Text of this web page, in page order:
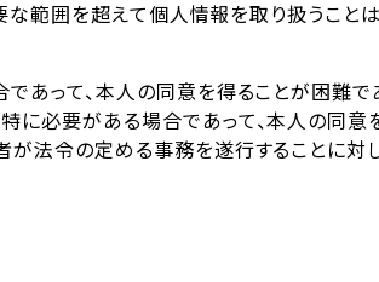
範囲を超えて個人情報を取り扱うことは
あって、本人の同意を得ることが困難で
必要がある場合であって、本人の同意
法令の定める事務を遂行することに対